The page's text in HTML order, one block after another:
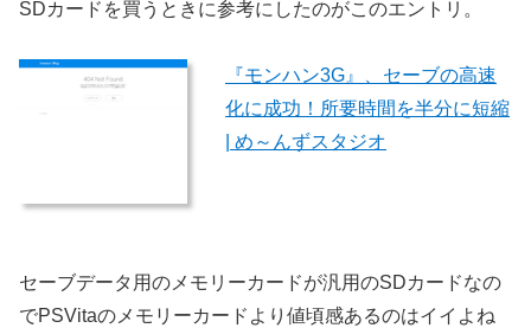
SDカードを買うときに参考にしたのがこのエントリ。
『モンハン3G』、セーブの高速
化に成功！所要時間を半分に短縮
| め～んずスタジオ
セーブデータ用のメモリーカードが汎用のSDカードなの
でPSVitaのメモリーカードより値頃感あるのはイイよね